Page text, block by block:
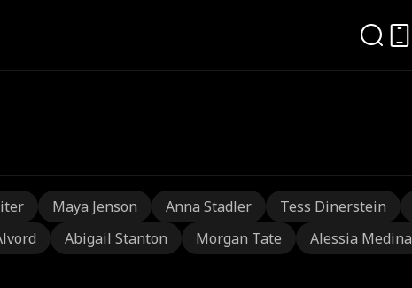
Maya Jenson Anna Stadler Tess Dinerstein
Abigail Stanton Morgan Tate Alessia Medina